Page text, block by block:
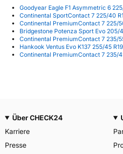
Goodyear Eagle F1 Asymmetric 6
Continental SportContact 7 225/40
Continental PremiumContact 7 225/
Bridgestone Potenza Sport Evo 205/
Continental PremiumContact 7 235/
Hankook Ventus Evo K137 255/45
Continental PremiumContact 7 235/
Über CHECK24
Karriere
Presse